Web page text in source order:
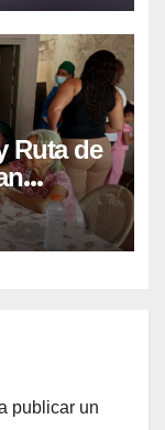
Ruta de
en
publicar un